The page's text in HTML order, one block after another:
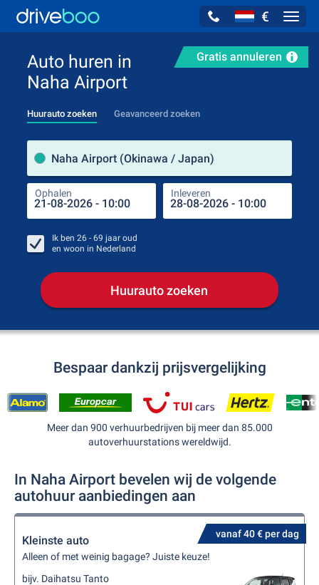
€
Gratis annuleren
Auto huren in
Naha Airport
Huurauto zoeken Geavanceerd zoeken
Naha Airport (Okinawa / Japan)
Ophalen Inleveren
Ik ben 26 - 69 jaar oud
en woon in Nederland
Huurauto zoeken
Bespaar dankzij prijsvergelijking
Meer dan 900 verhuurbedrijven bij meer dan 85.000
autoverhuurstations wereldwijd.
In Naha Airport bevelen wij de volgende
autohuur aanbiedingen aan
vanaf 40 € per dag
Kleinste auto
Alleen of met weinig bagage? Juiste keuze!
bijv. Daihatsu Tanto